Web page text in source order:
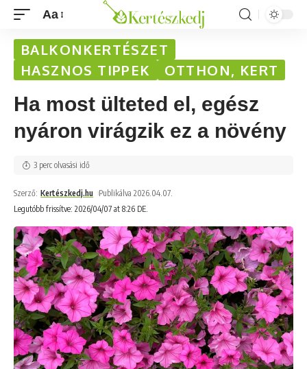
Aa
BALKONKERTÉSZET
HASZNOS TIPPEK
OTTHON, KERT
Ha most ülteted el, egész
nyáron virágzik ez a növény
Legutóbb frissítve: 2026/04/07 at 8:26 DE.
Szerző: Kertészkedj.hu Publikálva 2026.04.07.
3 perc olvasási idő